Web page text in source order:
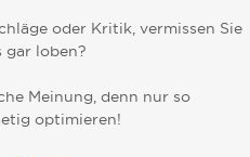
oder Kritik, vermissen Sie
gar loben?
Meinung, denn nur so
optimieren!